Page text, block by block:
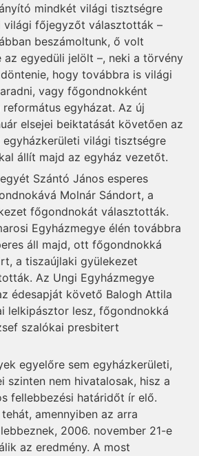
mindkét világi tisztségre
világi főjegyzőt választották –
beszámoltunk, ő volt
egyedüli jelölt –, neki a törvény
hogy továbbra is világi
vagy főgondnokként
egyházat. Az új
elsejei beiktatását követően az
világi tisztségre
állít majd az egyház vezetőt.
Szántó János esperes
Molnár Sándort, a
főgondnokát választották.
Egyházmegye élén továbbra
áll majd, ott főgondnokká
a tiszaújlaki gyülekezet
Az Ungi Egyházmegye
édesapját követő Balogh Attila
lelkipásztor lesz, főgondnokká
szalókai presbitert
egyelőre sem egyházkerületi,
szinten nem hivatalosak, hisz a
fellebbezési határidőt ír elő.
amennyiben az arra
2006. november 21-e
az eredmény. A most